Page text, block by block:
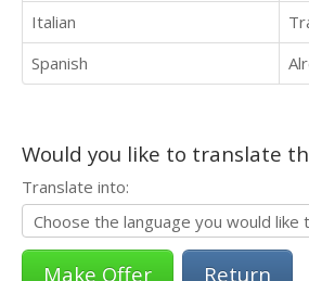
Italian
Spanish
Would you like to translate
Translate into:
Return